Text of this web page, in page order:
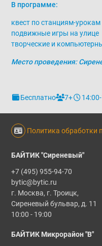
В программе:
квест по станциям-урокам
подвижные игры на улице
творческие и
Место проведения:
Бесплатно 7+
Политика обработки
БАЙТИК "Сиреневый"
+7 (495) 955-94-70
bytic@bytic.ru
г. Москва, г. Троицк,
Сиреневый бульвар, д. 11
10:00 - 19:00
БАЙТИК Микрорайон "В"